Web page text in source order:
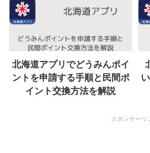
北海道アプリでどうみんポイ
ントを申請する手順と民間ポ
イント交換方法を解説
スポンサーリ